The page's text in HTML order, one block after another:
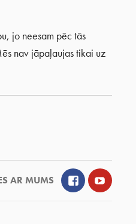
jo neesam pēc tās
nav jāpaļaujas tikai uz
AR MUMS FacebookYouTube